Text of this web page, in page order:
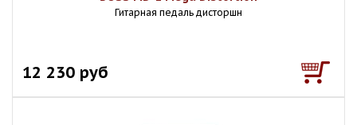
Гитарная педаль дисторшн
12 230 руб